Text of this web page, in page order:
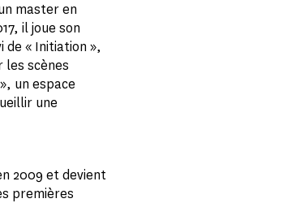
master en
il joue son
de « Initiation »,
les scènes
un espace
une
2009 et devient
premières